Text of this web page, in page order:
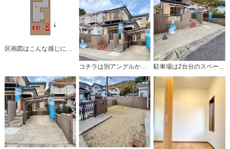
区画図はこんな感じになっています。
コチラは別アングルから見た外観写真です。 駐車場は2台分のスペースがあります。